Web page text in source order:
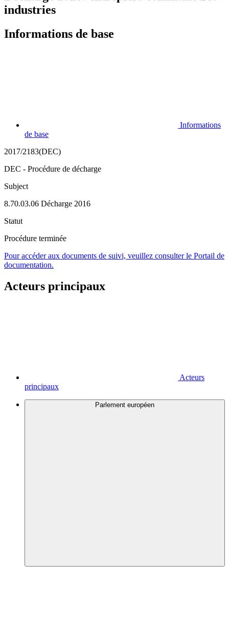
industries
Informations de base
Informations
de base
2017/2183(DEC)
DEC - Procédure de décharge
Subject
8.70.03.06 Décharge 2016
Statut
Procédure terminée
Pour accéder aux documents de suivi, veuillez consulter le Portail de
documentation.
Acteurs principaux
Acteurs
principaux
Parlement européen